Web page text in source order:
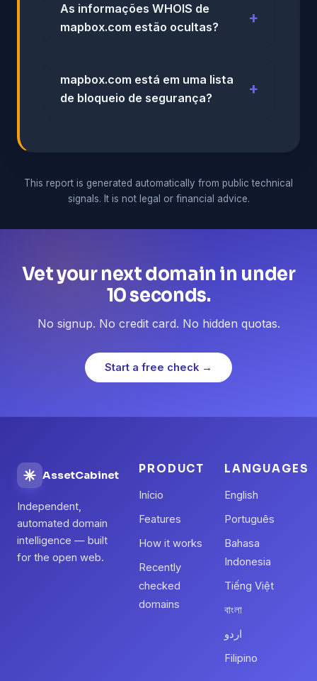
As informações WHOIS de
mapbox.com estão ocultas?
mapbox.com está em uma lista
de bloqueio de segurança?
This report is generated automatically from public technical
signals. It is not legal or financial advice.
Vet your next domain in under
10 seconds.
No signup. No credit card. No hidden quotas.
Start a free check →
AssetCabinet
Independent,
automated domain
intelligence — built
for the open web.
PRODUCT
Início
Features
How it works
Recently
checked
domains
LANGUAGES
English
Português
Bahasa
Indonesia
Tiếng Việt
বাংলা
اردو
Filipino